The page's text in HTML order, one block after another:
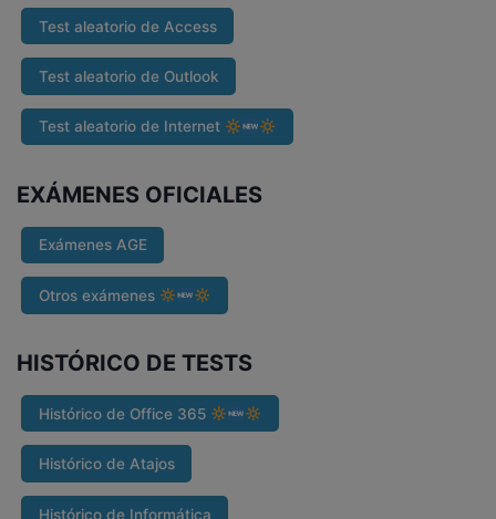
Test aleatorio de Access
Test aleatorio de Outlook
Test aleatorio de Internet
EXÁMENES OFICIALES
Exámenes AGE
Otros exámenes
HISTÓRICO DE TESTS
Histórico de Office 365
Histórico de Atajos
Histórico de Informática